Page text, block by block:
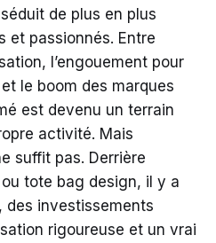
de plus en plus
et passionnés. Entre
l’engouement pour
le boom des marques
est devenu un terrain
activité. Mais
suffit pas. Derrière
tote bag design, il y a
des investissements
rigoureuse et un vrai